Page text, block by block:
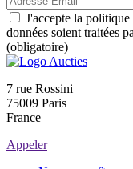
J'accepte la
données soient traitées
(obligatoire)
7 rue Rossini
75009 Paris
France
Appeler